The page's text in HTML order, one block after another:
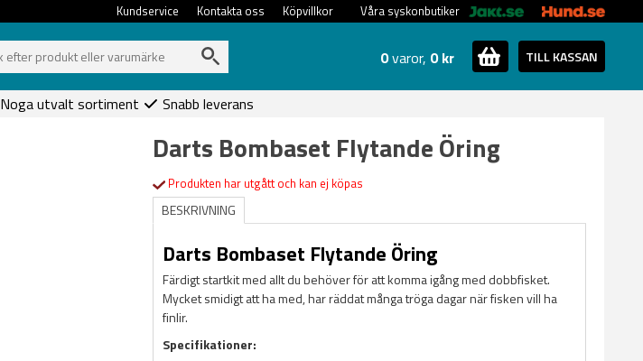
Våra syskonbutiker
Köpvillkor
Kontakta oss
Kundservice
0varor, 0 kr TILL KASSAN
Noga utvalt sortiment Snabb leverans
Darts Bombaset Flytande Öring
Produkten har utgått och kan ej köpas
BESKRIVNING
Darts Bombaset Flytande Öring
Färdigt startkit med allt du behöver för att komma igång med dobbfisket.
Mycket smidigt att ha med, har räddat många tröga dagar när fisken vill ha
finlir.
Specifikationer: